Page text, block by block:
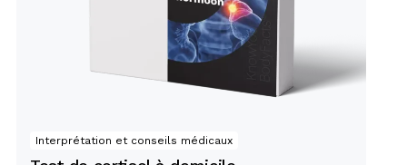
Interprétation et conseils médicaux